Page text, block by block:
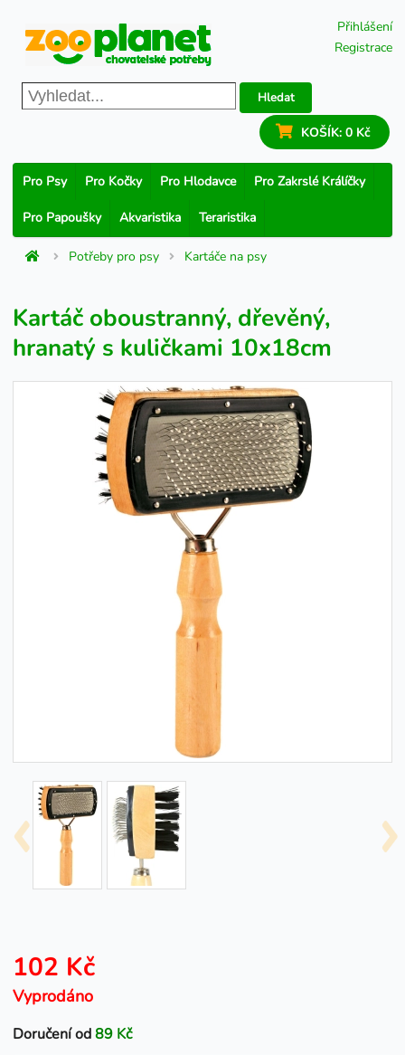
Přihlášení
Registrace
Hledat
KOŠÍK: 0 Kč
Pro Psy Pro Kočky Pro Hlodavce Pro Zakrslé Králíčky
Pro Papoušky Akvaristika Teraristika
Potřeby pro psy Kartáče na psy
Kartáč oboustranný, dřevěný,
hranatý s kuličkami 10x18cm
102 Kč
Vyprodáno
Doručení od89 Kč